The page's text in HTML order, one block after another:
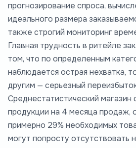
прогнозирование спроса,
идеального размера
также строгий мониторинг
Главная трудность в ритейле
том, что по определенным
наблюдается острая нехватка,
другим — серьезный
Среднестатистический магазин
продукции на 4 месяца продаж,
примерно 29% необходимых
могут попросту отсутствовать